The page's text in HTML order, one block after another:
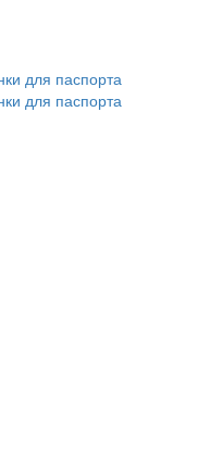
для паспорта
для паспорта